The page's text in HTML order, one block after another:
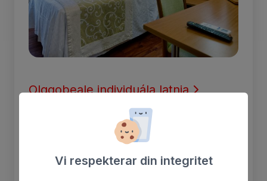
Olggobeale individuála latnja
Individuála vuodjin 1,30 cm, olggobeale
oaidnu. Safe(vuovdin) Telefovdna, TV
rusttegat ja hárvekuorra.
Vi respekterar din integritet